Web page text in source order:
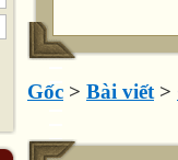
Gốc > Bài viết >